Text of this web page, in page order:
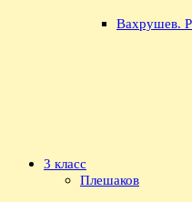
Вахрушев.
3 класс
Плешаков